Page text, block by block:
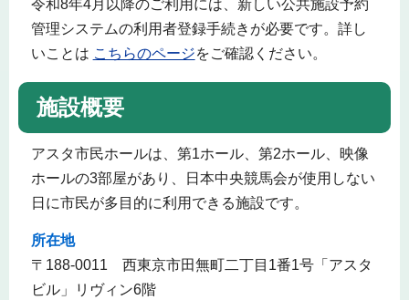
令和8年4月以降のご利用には、新しい公共施設予約
管理システムの利用者登録手続きが必要です。詳し
いことは こちらのページをご確認ください。
施設概要
アスタ市民ホールは、第1ホール、第2ホール、映像
ホールの3部屋があり、日本中央競馬会が使用しない
日に市民が多目的に利用できる施設です。
所在地
〒188-0011 西東京市田無町二丁目1番1号「アスタ
ビル」リヴィン6階